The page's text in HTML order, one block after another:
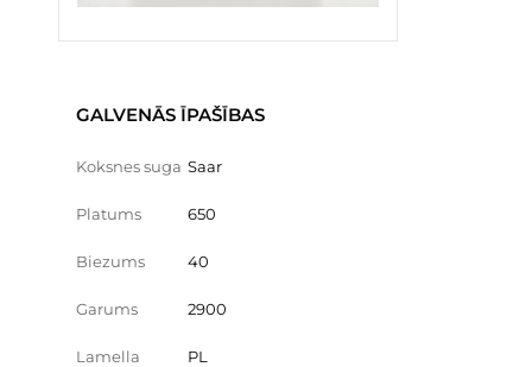
GALVENĀS ĪPAŠĪBAS
Koksnes suga Saar
Platums 650
Biezums 40
Garums 2900
Lamella PL